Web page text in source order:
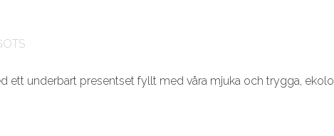
ett underbart presentset fyllt med våra mjuka och trygga,